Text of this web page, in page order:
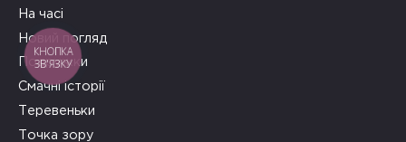
На часі
Новий погляд
Подружки
Смачні історії
Теревеньки
Точка зору
КНОПКА
ЗВ'ЯЗКУ